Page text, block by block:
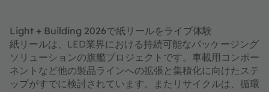
Light + Building 2026で紙リールをライブ体験
紙リールは、LED業界における持続可能なパッケージング
ソリューションの旗艦プロジェクトです。車載用コンポー
ネントなど他の製品ラインへの拡張と集積化に向けたステ
ップがすでに検討されています。またリサイクルは、循環